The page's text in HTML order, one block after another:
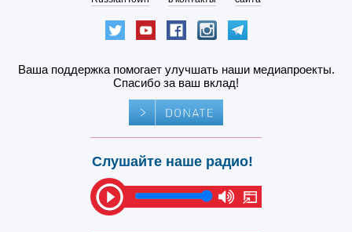
Ваша поддержка помогает улучшать наши медиапроекты.
Спасибо за ваш вклад!
Слушайте наше радио!